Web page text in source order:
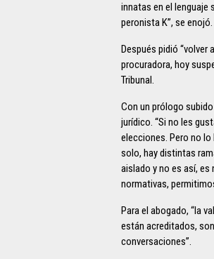
innatas en el
peronista K”, se enojó.
Después pidió “volver
procuradora, hoy
Tribunal.
Con un prólogo
jurídico. “Si no les
elecciones. Pero no lo
solo, hay distintas
aislado y no es así,
normativas,
Para el abogado, “la
están acreditados,
conversaciones”.